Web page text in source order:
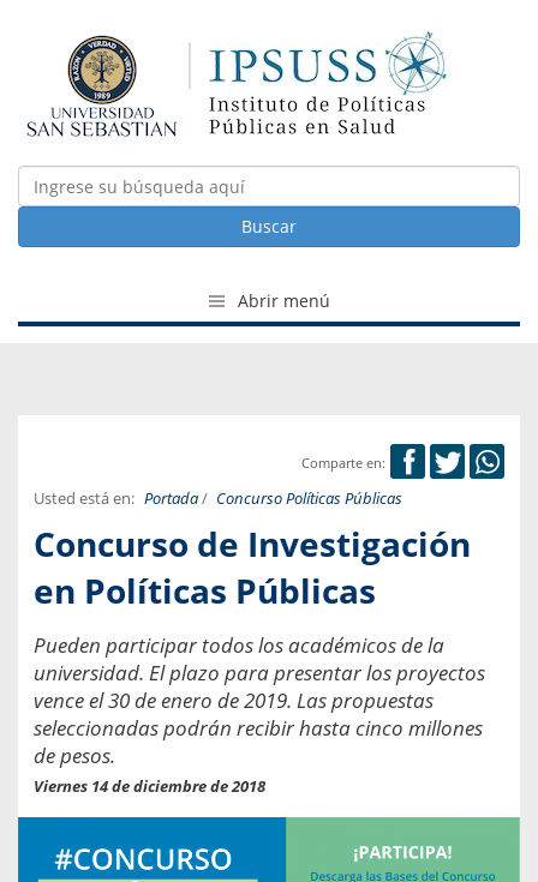
Buscar
Abrir menú
Comparte en:
Usted está en: Portada/ Concurso Políticas Públicas
Concurso de Investigación
en Políticas Públicas
Pueden participar todos los académicos de la
universidad. El plazo para presentar los proyectos
vence el 30 de enero de 2019. Las propuestas
seleccionadas podrán recibir hasta cinco millones
de pesos.
Viernes 14 de diciembre de 2018